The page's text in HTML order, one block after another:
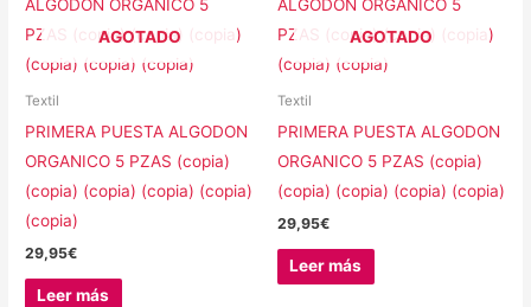
AGOTADO
Textil
PRIMERA PUESTA ALGODON
ORGANICO 5 PZAS (copia)
(copia) (copia) (copia) (copia)
(copia)
29,95€
Leer más
AGOTADO
Textil
PRIMERA PUESTA ALGODON
ORGANICO 5 PZAS (copia)
(copia) (copia) (copia) (copia)
29,95€
Leer más